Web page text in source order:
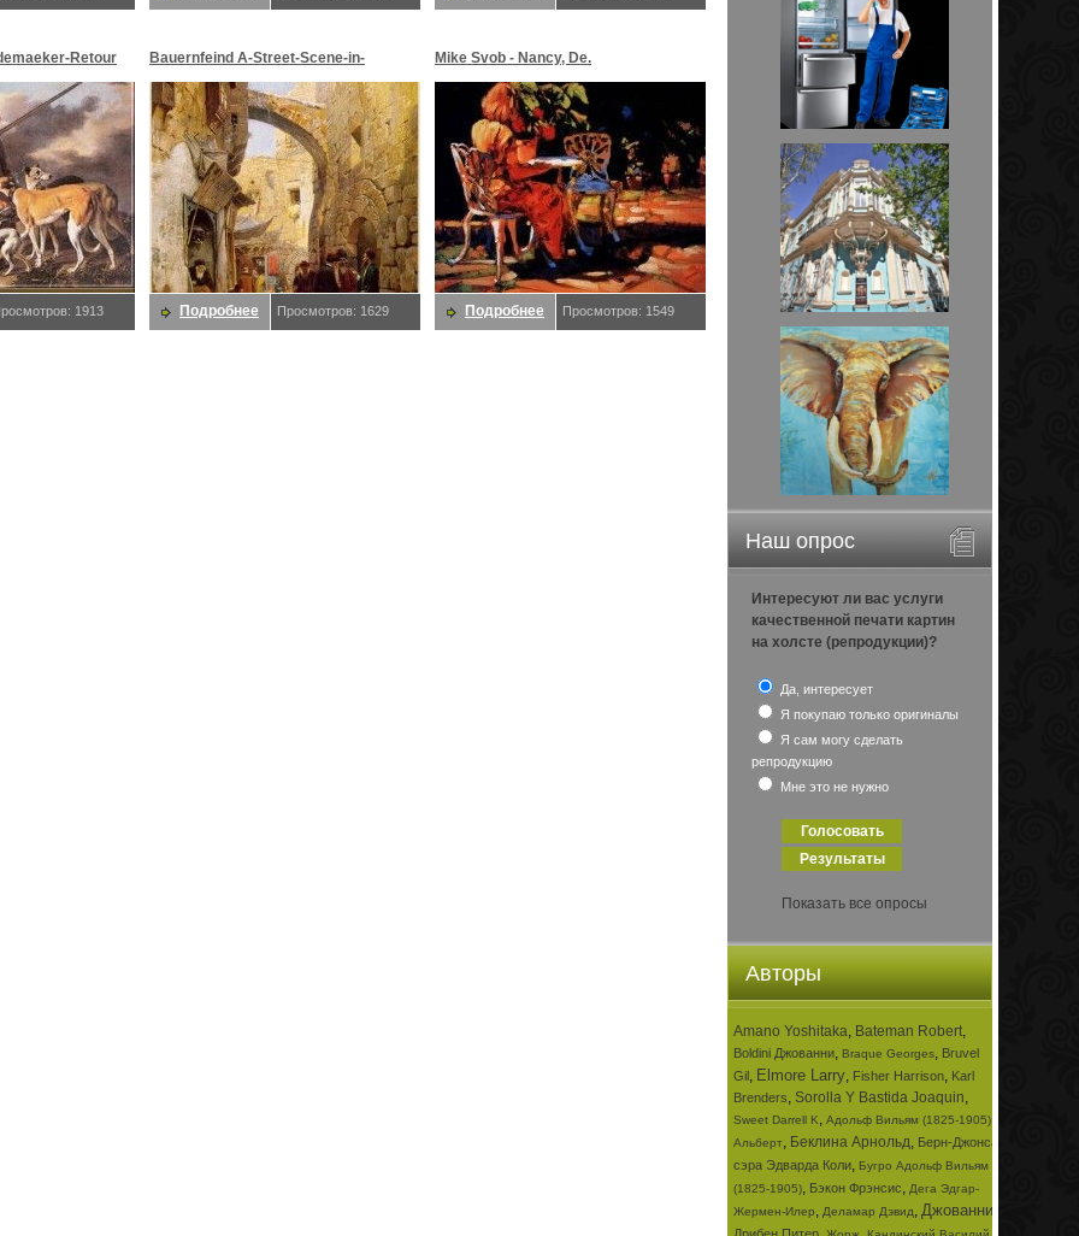
Наш опрос
Интересуют ли вас услуги
качественной печати картин
на холсте (репродукции)?
Да, интересует
Я покупаю только оригиналы
Я сам могу сделать
репродукцию
Мне это не нужно
Показать все опросы
Авторы
Amano Yoshitaka, Bateman Robert,
Boldini Джованни, Braque Georges, Bruvel
Gil, Elmore Larry, Fisher Harrison, Karl
Brenders, Sorolla Y Bastida Joaquin,
Sweet Darrell K, Адольф Вильям (1825-1905)
Альберт, Беклина Арнольд, Берн-Джонса
сэра Эдварда Коли, Бугро Адольф Вильям
(1825-1905), Бэкон Фрэнсис, Дега Эдгар-
Жермен-Илер, Деламар Дэвид, Джованни
Retour
1913
Bauernfeind A-Street-Scene-in-
Jerusalem-sj. Bauernfeind,
Подробнее Просмотров: 1629
Mike Svob - Nancy, De.
Подробнее Просмотров: 1549